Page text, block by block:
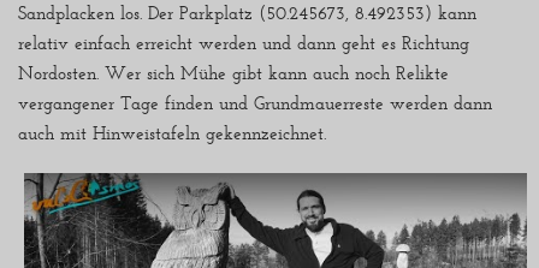
Blogroll
Über mich
Sandplacken los. Der Parkplatz (50.245673, 8.492353) kann
relativ einfach erreicht werden und dann geht es Richtung
Nordosten. Wer sich Mühe gibt kann auch noch Relikte
vergangener Tage finden und Grundmauerreste werden dann
auch mit Hinweistafeln gekennzeichnet.